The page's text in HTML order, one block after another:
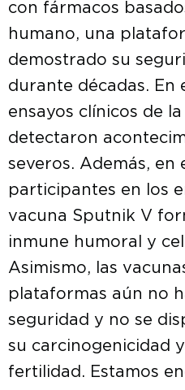
con fármacos
humano, una
demostrado su
durante décadas. En
ensayos clínicos de
detectaron
severos. Además, en
participantes en los
vacuna Sputnik V
inmune humoral y
Asimismo, las
plataformas aún no
seguridad y no se
su carcinogenicidad
fertilidad. Estamos